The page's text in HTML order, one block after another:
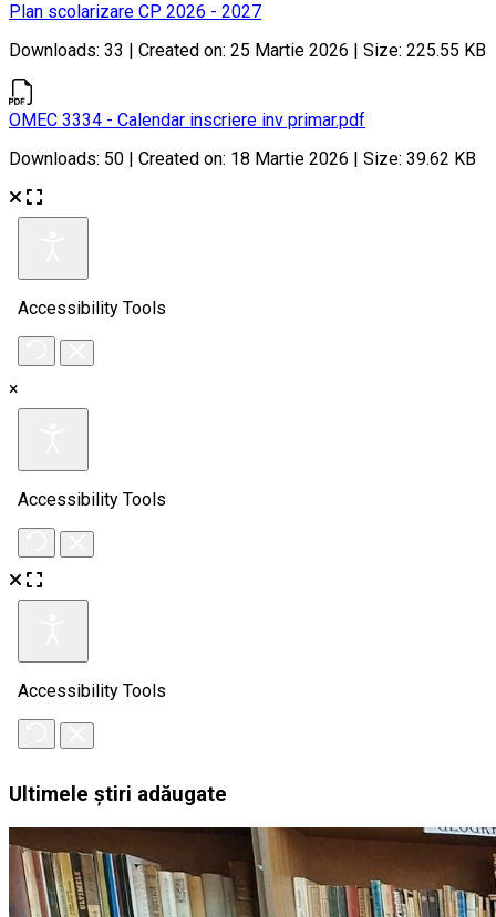
Plan scolarizare CP 2026 - 2027
Downloads: 33 | Created on: 25 Martie 2026 | Size: 225.55 KB
OMEC 3334 - Calendar inscriere inv primar.pdf
Downloads: 50 | Created on: 18 Martie 2026 | Size: 39.62 KB
×
Ultimele știri adăugate